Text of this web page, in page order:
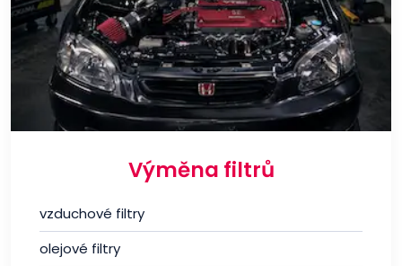
Výměna filtrů
vzduchové filtry
olejové filtry